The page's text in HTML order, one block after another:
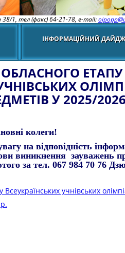
38/1, тел (факс) 64-21-78, e-mail:
ІНФОРМАЦІЙНИЙ
ЕТАПУ
У 2025/
колеги!
на відповідність
виникнення зауважень
за тел. 067 984 70 76
учнівських